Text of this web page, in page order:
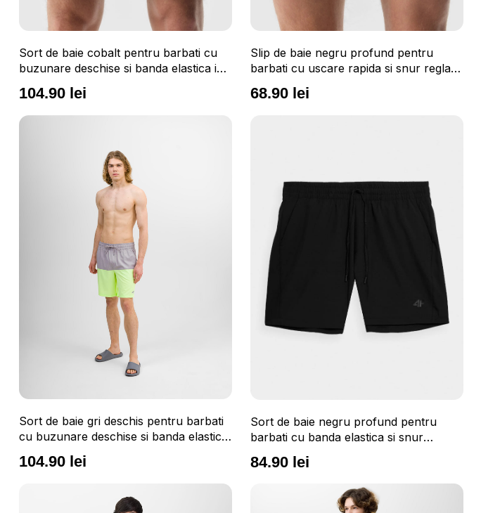
Sort de baie cobalt pentru barbati cu
buzunare deschise si banda elastica in
104.90 lei
Slip de baie negru profund pentru
barbati cu uscare rapida si snur reglabil
68.90 lei
Sort de baie gri deschis pentru barbati
cu buzunare deschise si banda elastica
104.90 lei
Sort de baie negru profund pentru
barbati cu banda elastica si snur
reglabil 4F
84.90 lei